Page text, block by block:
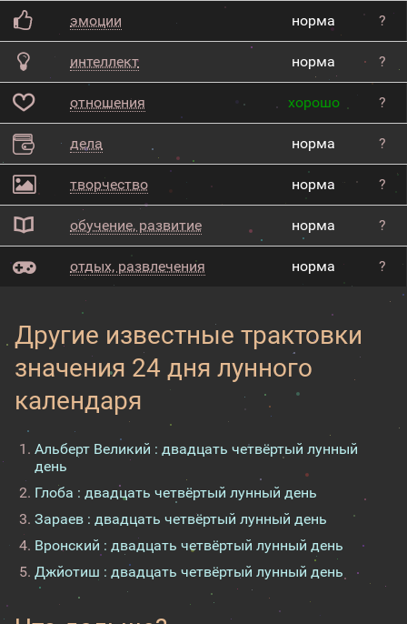
эмоции норма ?
интеллект норма ?
отношения хорошо ?
дела норма ?
творчество норма ?
обучение, развитие норма ?
отдых, развлечения норма ?
Другие известные трактовки
значения 24 дня лунного
календаря
Альберт Великий : двадцать четвёртый лунный
день
Глоба : двадцать четвёртый лунный день
Зараев : двадцать четвёртый лунный день
Вронский : двадцать четвёртый лунный день
Джйотиш : двадцать четвёртый лунный день